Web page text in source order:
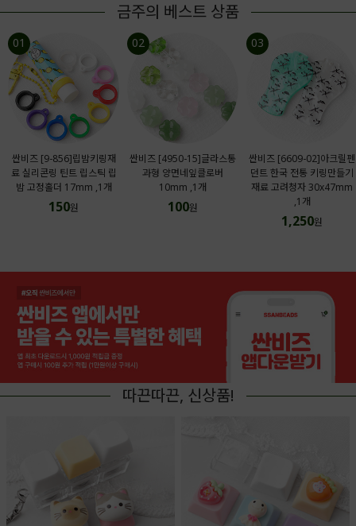
금주의 베스트 상품
01
싼비즈 [9-856]립밤키링재
료 실리콘링 틴트 립스틱 립
밤 고정홀더 17mm ,1개
150원
02
싼비즈 [4950-15]글라스통
과형 양면네잎클로버
10mm ,1개
100원
03
싼비즈 [6609-02]아크릴펜
던트 한국 전통 키링만들기
재료 고려청자 30x47mm
,1개
1,250원
따끈따끈, 신상품!